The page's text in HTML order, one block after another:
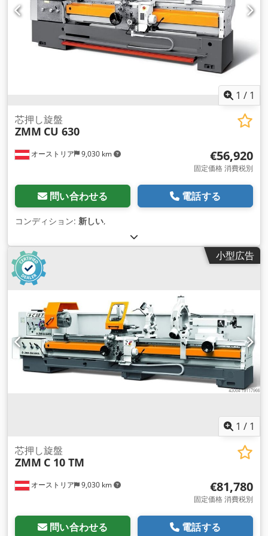
1 / 1
オーストリア 9,030 km
芯押し旋盤
ZMM CU 630
€56,920
固定価格 消費税別
問い合わせる 電話する
コンディション: 新しい,
小型広告
1 / 1
オーストリア 9,030 km
芯押し旋盤
ZMM C 10 TM
€81,780
固定価格 消費税別
問い合わせる 電話する